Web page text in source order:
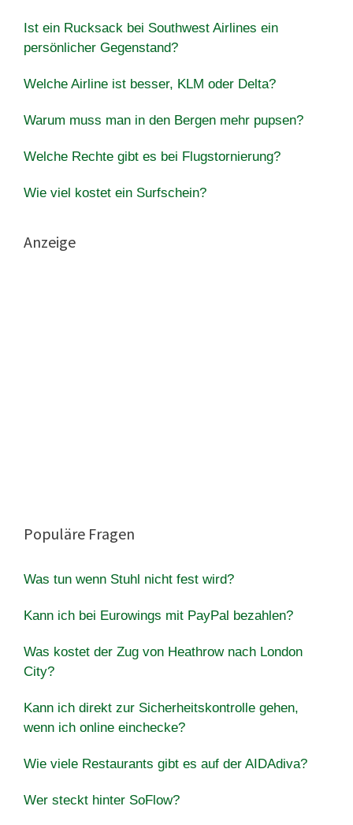
Ist ein Rucksack bei Southwest Airlines ein
persönlicher Gegenstand?
Welche Airline ist besser, KLM oder Delta?
Warum muss man in den Bergen mehr pupsen?
Welche Rechte gibt es bei Flugstornierung?
Wie viel kostet ein Surfschein?
Anzeige
Populäre Fragen
Was tun wenn Stuhl nicht fest wird?
Kann ich bei Eurowings mit PayPal bezahlen?
Was kostet der Zug von Heathrow nach London
City?
Kann ich direkt zur Sicherheitskontrolle gehen,
wenn ich online einchecke?
Wie viele Restaurants gibt es auf der AIDAdiva?
Wer steckt hinter SoFlow?